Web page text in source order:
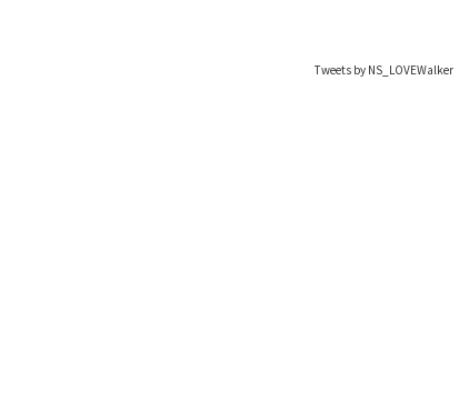
Tweets by NS_LOVEWalker